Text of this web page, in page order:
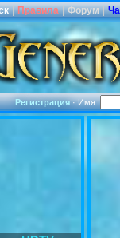
| Правила | Форум |
Регистрация·Имя: